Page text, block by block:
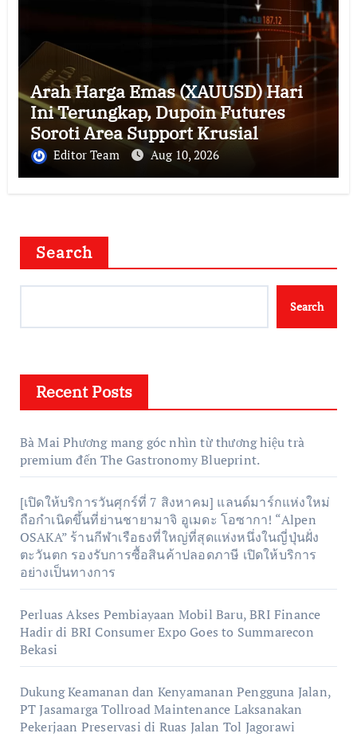
Arah Harga Emas (XAUUSD) Hari
Ini Terungkap, Dupoin Futures
Soroti Area Support Krusial
Editor Team Aug 10, 2026
Search
Search
Recent Posts
Bà Mai Phương mang góc nhìn từ thương hiệu trà
premium đến The Gastronomy Blueprint.
[เปิดให้บริการวันศุกร์ที่ 7 สิงหาคม] แลนด์มาร์กแห่งใหม่
ถือกำเนิดขึ้นที่ย่านชายามาจิ อูเมดะ โอซากา! “Alpen
OSAKA” ร้านกีฬาเรือธงที่ใหญ่ที่สุดแห่งหนึ่งในญี่ปุ่นฝั่ง
ตะวันตก รองรับการซื้อสินค้าปลอดภาษี เปิดให้บริการ
อย่างเป็นทางการ
Perluas Akses Pembiayaan Mobil Baru, BRI Finance
Hadir di BRI Consumer Expo Goes to Summarecon
Bekasi
Dukung Keamanan dan Kenyamanan Pengguna Jalan,
PT Jasamarga Tollroad Maintenance Laksanakan
Pekerjaan Preservasi di Ruas Jalan Tol Jagorawi